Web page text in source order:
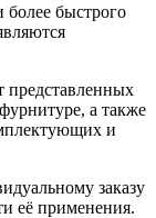
быстрого
представленных
а также
и
заказу
её применения.